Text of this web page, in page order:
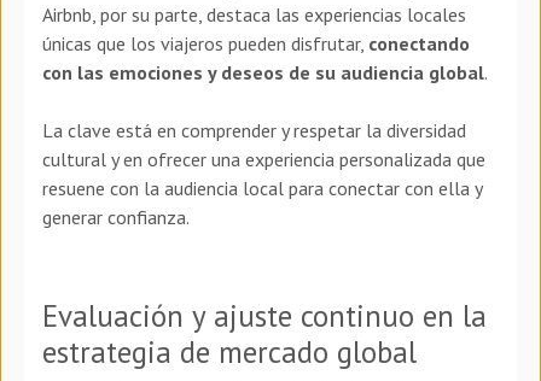
Airbnb, por su parte, destaca las experiencias locales
únicas que los viajeros pueden disfrutar, conectando
con las emociones y deseos de su audiencia global.
La clave está en comprender y respetar la diversidad
cultural y en ofrecer una experiencia personalizada que
resuene con la audiencia local para conectar con ella y
generar confianza.
Evaluación y ajuste continuo en la
estrategia de mercado global